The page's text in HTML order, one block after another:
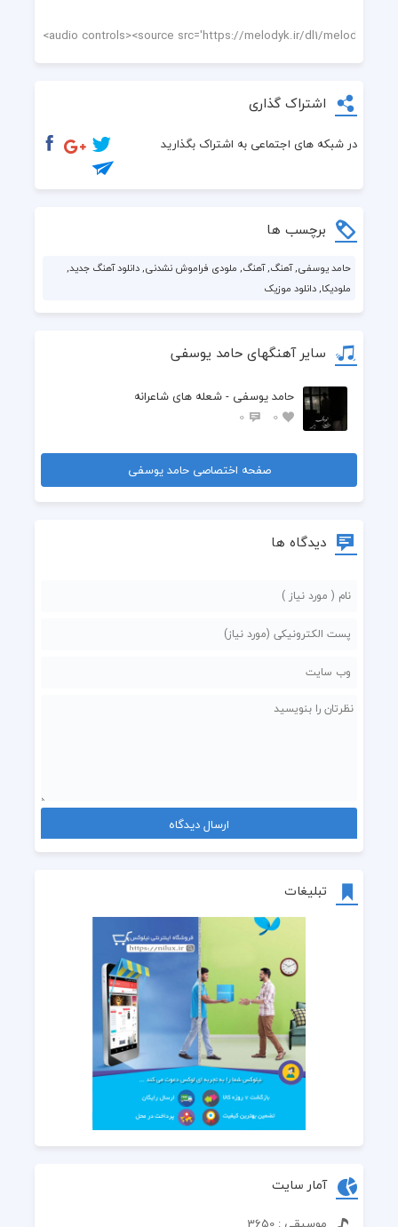
تبلیغات
آمار سایت
اشتراک گذاری
در شبکه های اجتماعی به اشتراک بگذارید
برچسب ها
حامد یوسفی, آهنگ, آهنگ, ملودی فراموش نشدنی, دانلود آهنگ جدید,
ملودیکا, دانلود موزیک
سایر آهنگهای حامد یوسفی
حامد یوسفی - شعله های شاعرانه
0
0
صفحه اختصاصی حامد یوسفی
دیدگاه ها